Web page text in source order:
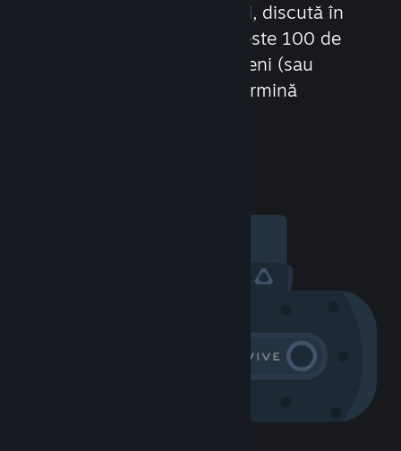
grupurilor, formează clanuri, discută în
jocuri și multe altele! Cu peste 100 de
milioane de potențiali prieteni (sau
inamici), distracția nu se termină